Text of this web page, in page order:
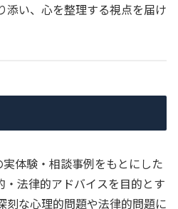
添い、心を整理する視点を届け
体験・相談事例をもとにした
・法律的アドバイスを目的とす
刻な心理的問題や法律的問題に